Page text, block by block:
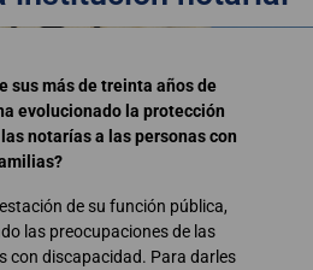
sus más de treinta años de
evolucionado la protección
notarías a las personas con
de su función pública,
las preocupaciones de las
con discapacidad. Para darles